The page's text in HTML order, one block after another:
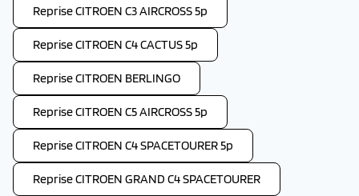
Reprise CITROEN C3 AIRCROSS 5p
Reprise CITROEN C4 CACTUS 5p
Reprise CITROEN BERLINGO
Reprise CITROEN C5 AIRCROSS 5p
Reprise CITROEN C4 SPACETOURER 5p
Reprise CITROEN GRAND C4 SPACETOURER